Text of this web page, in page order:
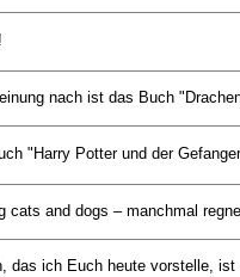
nach ist das Buch
"Harry Potter und der
cats and dogs – manchmal
das ich Euch heute vorstelle,